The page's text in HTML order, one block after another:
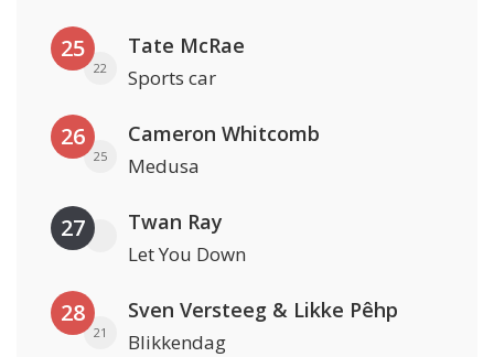
25
22
Tate McRae
Sports car
26
25
Cameron Whitcomb
Medusa
27 Twan Ray
Let You Down
28
21
Sven Versteeg & Likke Pêhp
Blikkendag